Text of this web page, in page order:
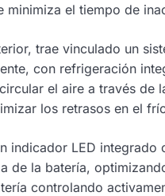
minimiza el tiempo de
trae vinculado un
con refrigeración
el aire a través de
los retrasos en el
indicador LED integrado
de la batería,
controlando